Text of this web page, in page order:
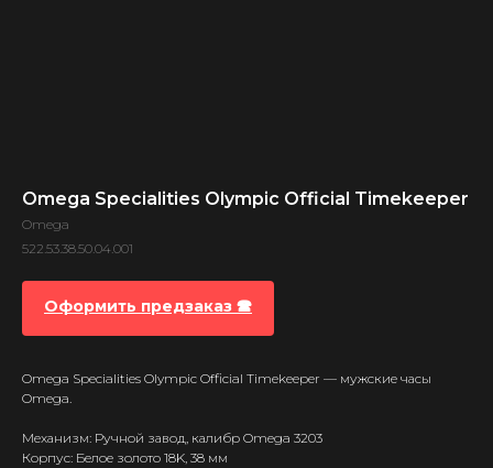
Omega Specialities Olympic Official Timekeeper
Omega
522.53.38.50.04.001
Оформить предзаказ 🕿
Omega Specialities Olympic Official Timekeeper — мужские часы
Omega.
Механизм: Ручной завод, калибр Omega 3203
Корпус: Белое золото 18K, 38 мм